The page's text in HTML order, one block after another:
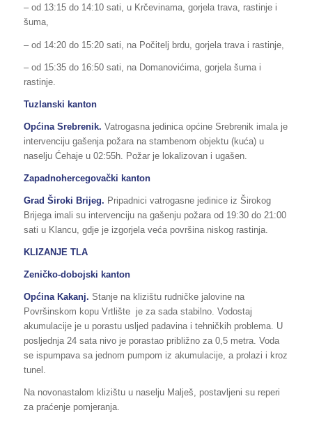
– od 13:15 do 14:10 sati, u Krčevinama, gorjela trava, rastinje i
šuma,
– od 14:20 do 15:20 sati, na Počitelj brdu, gorjela trava i rastinje,
– od 15:35 do 16:50 sati, na Domanovićima, gorjela šuma i
rastinje.
Tuzlanski kanton
Općina Srebrenik. Vatrogasna jedinica općine Srebrenik imala je
intervenciju gašenja požara na stambenom objektu (kuća) u
naselju Ćehaje u 02:55h. Požar je lokalizovan i ugašen.
Zapadnohercegovački kanton
Grad Široki Brijeg. Pripadnici vatrogasne jedinice iz Širokog
Brijega imali su intervenciju na gašenju požara od 19:30 do 21:00
sati u Klancu, gdje je izgorjela veća površina niskog rastinja.
KLIZANJE TLA
Zeničko-dobojski kanton
Općina Kakanj. Stanje na klizištu rudničke jalovine na
Površinskom kopu Vrtlište je za sada stabilno. Vodostaj
akumulacije je u porastu usljed padavina i tehničkih problema. U
posljednja 24 sata nivo je porastao približno za 0,5 metra. Voda
se ispumpava sa jednom pumpom iz akumulacije, a prolazi i kroz
tunel.
Na novonastalom klizištu u naselju Malješ, postavljeni su reperi
za praćenje pomjeranja.